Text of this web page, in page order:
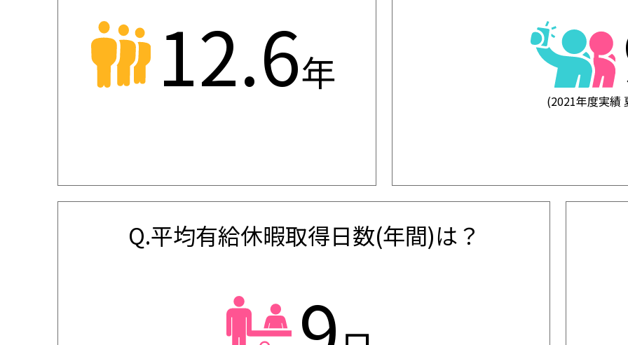
16.3年
(2021年度実績
Q.平均有給休暇取得日数(年間)は？